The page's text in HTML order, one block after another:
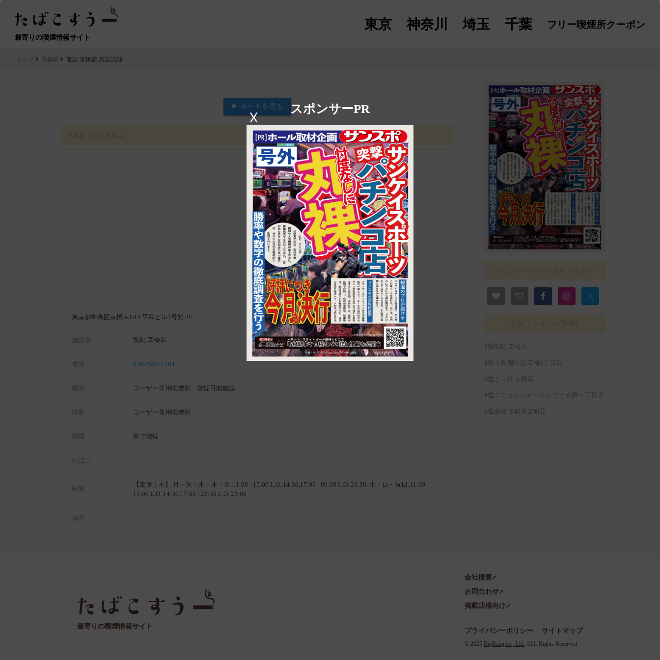
最寄りの喫煙情報サイト
東京 神奈川 埼玉 千葉 フリー喫煙所クーポン
スポンサーPR
X
1
トップ 京橋駅 龍記 京橋店 施設詳細
▶ ルートを見る
東京都中央区京橋3-3-13 平和ビル3号館 2F
施設名 龍記 京橋店
電話 050-5597-1164
種別 ユーザー専用喫煙所、喫煙可能施設
対象 ユーザー専用喫煙所
喫煙 席で喫煙
たばこ
時間
【定休：不】 月・火・水・木・金:11:00 - 15:00 L.O. 14:30,17:00 - 00:00 L.O. 23:30, 土・日・祝日:11:00 -
15:00 L.O. 14:30,17:00 - 23:30 L.O. 23:00
備考
龍記 京橋店
上島珈琲店 京橋2丁目店
とり鉄 京橋店
エクセルシオールカフェ 京橋一丁目店
遊海 京町有楽町店
最寄りの喫煙情報サイト
会社概要
お問合わせ
掲載店様向け
プライバシーポリシー サイトマップ
©️ 2025 BigBang co., Ltd. ALL Rights Reserved.